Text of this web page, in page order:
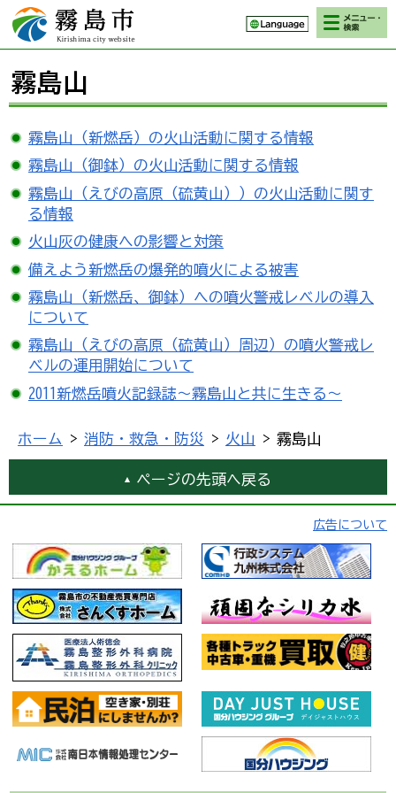
霧島市 Kirishima
city website
検索・メニ
ュー
霧島山
霧島山（新燃岳）の火山活動に関する情報
霧島山（御鉢）の火山活動に関する情報
霧島山（えびの高原（硫黄山））の火山活動に関す
る情報
火山灰の健康への影響と対策
備えよう新燃岳の爆発的噴火による被害
霧島山（新燃岳、御鉢）への噴火警戒レベルの導入
について
霧島山（えびの高原（硫黄山）周辺）の噴火警戒レ
ベルの運用開始について
2011新燃岳噴火記録誌～霧島山と共に生きる～
ホーム > 消防・救急・防災 > 火山 > 霧島山
ページの先頭へ戻る
広告について